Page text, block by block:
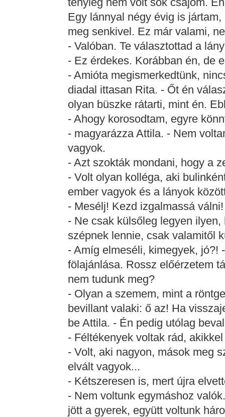
Egy lánnyal négy évig is
meg senkivel. Ez már valami,
- Valóban. Te választottad a
- Ez érdekes. Korábban én, de
- Amióta megismerkedtünk,
diadal ittasan Rita. - Őt én
olyan büszke rátarti, mint én.
- Ahogy korosodtam, egyre
- magyarázza Attila. - Nem
vagyok.
- Azt szokták mondani, hogy a
- Volt olyan kolléga, aki
ember vagyok és a lányok
- Mesélj! Kezd izgalmassá
- Ne csak külsőleg legyen
szépnek lennie, csak valamitől
- Amíg elmeséli, kimegyek, jó?!
fölajánlása. Rossz előérzetem
nem tudunk meg?
- Olyan a szemem, mint a
bevillant valaki: ő az! Ha
be Attila. - Én pedig utólag
- Féltékenyek voltak rád,
- Volt, aki nagyon, mások meg
elvált vagyok...
- Kétszeresen is, mert újra
- Nem voltunk egymáshoz
jött a gyerek, együtt voltunk